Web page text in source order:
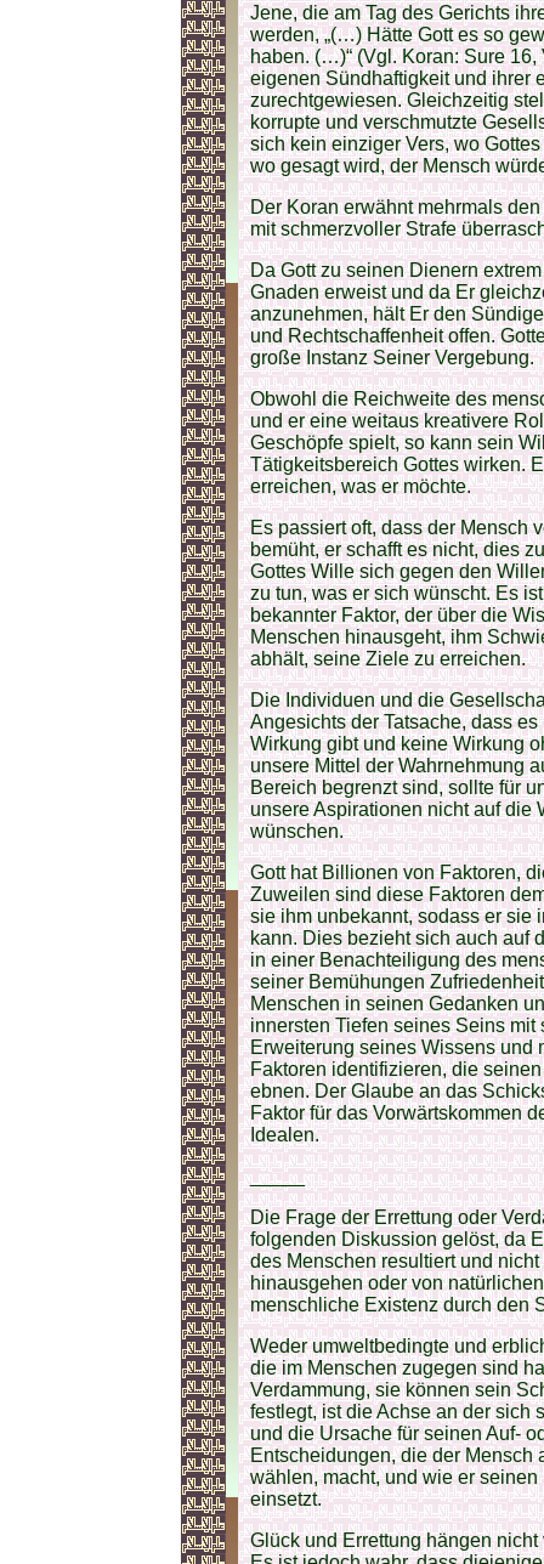
Jene, die am Tag des Gerichts
werden, „(…) Hätte Gott es so
haben. (…)“ (Vgl. Koran: Sure
eigenen Sündhaftigkeit und ihrer
zurechtgewiesen. Gleichzeitig
korrupte und verschmutzte
sich kein einziger Vers, wo
wo gesagt wird, der Mensch
Der Koran erwähnt mehrmals
mit schmerzvoller Strafe
Da Gott zu seinen Dienern
Gnaden erweist und da Er
anzunehmen, hält Er den
und Rechtschaffenheit offen.
große Instanz Seiner Vergebung.
Obwohl die Reichweite des
und er eine weitaus kreativere
Geschöpfe spielt, so kann sein
Tätigkeitsbereich Gottes wirken.
erreichen, was er möchte.
Es passiert oft, dass der Mensch
bemüht, er schafft es nicht, dies
Gottes Wille sich gegen den
zu tun, was er sich wünscht. Es
bekannter Faktor, der über die
Menschen hinausgeht, ihm
abhält, seine Ziele zu erreichen.
Die Individuen und die
Angesichts der Tatsache, dass
Wirkung gibt und keine Wirkung
unsere Mittel der Wahrnehmung
Bereich begrenzt sind, sollte für
unsere Aspirationen nicht auf die
wünschen.
Gott hat Billionen von Faktoren,
Zuweilen sind diese Faktoren
sie ihm unbekannt, sodass er sie
kann. Dies bezieht sich auch auf
in einer Benachteiligung des
seiner Bemühungen
Menschen in seinen Gedanken
innersten Tiefen seines Seins mit
Erweiterung seines Wissens und
Faktoren identifizieren, die
ebnen. Der Glaube an das
Faktor für das Vorwärtskommen
Idealen.
_____
Die Frage der Errettung oder
folgenden Diskussion gelöst, da
des Menschen resultiert und
hinausgehen oder von
menschliche Existenz durch den
Weder umweltbedingte und
die im Menschen zugegen sind
Verdammung, sie können sein
festlegt, ist die Achse an der sich
und die Ursache für seinen Auf-
Entscheidungen, die der Mensch
wählen, macht, und wie er
einsetzt.
Glück und Errettung hängen